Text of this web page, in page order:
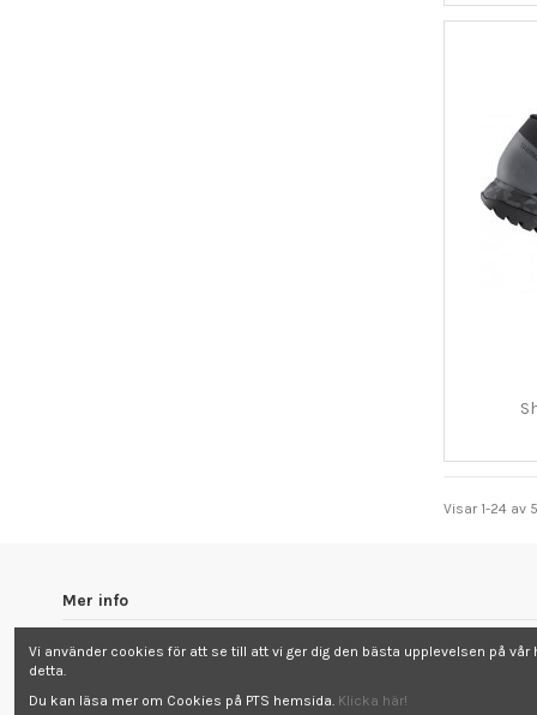
Visar 1-24 av
Mer info
Om oss
Hem
Vi använder cookies för att se till att vi ger dig den bästa upplevelsen på
detta.
Du kan läsa mer om Cookies på PTS hemsida. Klicka här!